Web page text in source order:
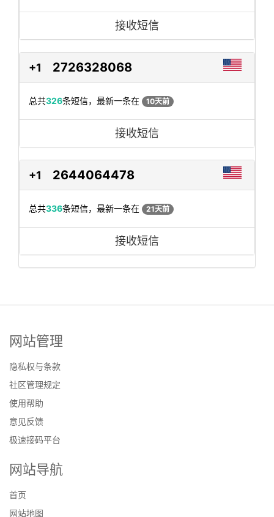
接收短信
+1 2726328068
总共326条短信，最新一条在 10天前
接收短信
+1 2644064478
总共336条短信，最新一条在 21天前
接收短信
网站管理
隐私权与条款
社区管理规定
使用帮助
意见反馈
极速接码平台
网站导航
首页
网站地图